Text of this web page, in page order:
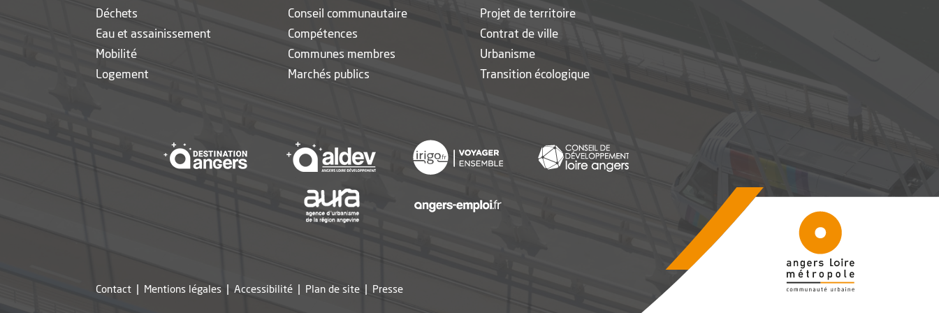
Déchets
Eau et assainissement
Mobilité
Logement
Conseil communautaire
Compétences
Communes membres
Marchés publics
Projet de territoire
Contrat de ville
Urbanisme
Transition écologique
, Ouvre une nouvelle fenêtre, Ouvre une nouvelle fenêtre, Ouvre une nouvelle fenêtre
Contact Mentions légales Accessibilité Plan de site Presse, Ouvre une nouvelle fenêtre